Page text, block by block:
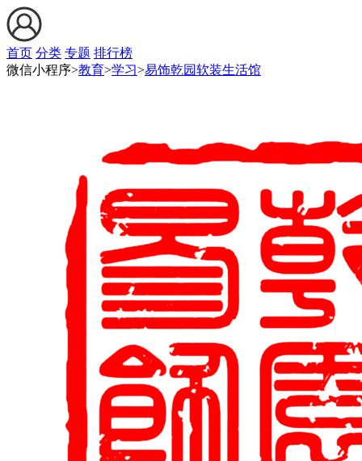
首页 分类 专题 排行榜
微信小程序>教育>学习>易饰乾园软装生活馆